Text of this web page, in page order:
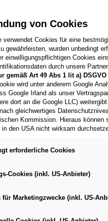
Bei der
und Vorgaben des
gültige Standards
Die
Webinhalte“ (Kurz:
Webseite nach drei
dass sie
jedoch noch nicht
sind bestrebt, diese
Maßnahmen, um
von Cookies
verwendet Cookies für eine
gewährleisten, wurden unbedingt
einwilligungspflichtigen Cookies
durch unsere
gemäß Art 49 Abs 1 lit a)
wird unter anderem Google
Google Irland als unser
dort an die Google LLC)
gleichwertiges
Kommission. Hieraus
in den USA nicht wirksam
einen Zugriff auf Daten
Freiheiten nicht auf das absolut
Sie damit auch gemäß Art 49
Cookies enthaltenen
Webseite.
für diese Website und die
erforderliche Cookies
Cookies (inkl. US-Anbieter)
für Marketingzwecke (inkl. US-